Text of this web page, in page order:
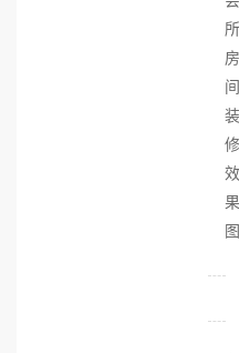
所
房
间
装
修
效
果
图